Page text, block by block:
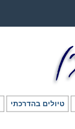
טיולים בהדרכתי